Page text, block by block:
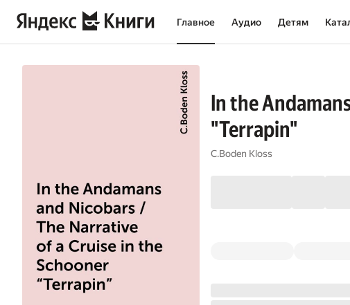
Главное Аудио Детям
In the
"Terrapin"
C.Boden Kloss